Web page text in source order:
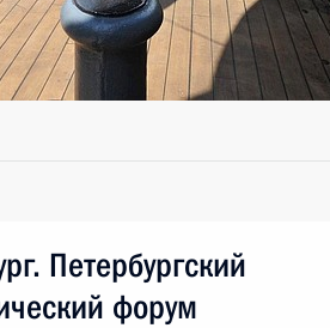
Петербургский
форум